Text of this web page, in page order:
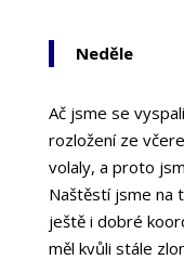
Neděle
Ač jsme se
rozložení ze
volaly, a proto
Naštěstí jsme na
ještě i dobré
měl kvůli stále